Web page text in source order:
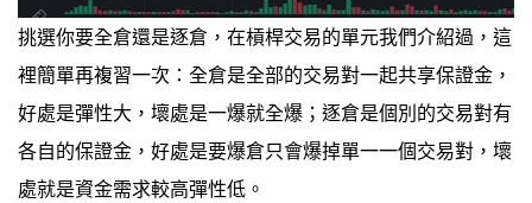
挑選你要全倉還是逐倉，在槓桿交易的單元我們介紹過，這
裡簡單再複習一次：全倉是全部的交易對一起共享保證金，
好處是彈性大，壞處是一爆就全爆；逐倉是個別的交易對有
各自的保證金，好處是要爆倉只會爆掉單一一個交易對，壞
處就是資金需求較高彈性低。